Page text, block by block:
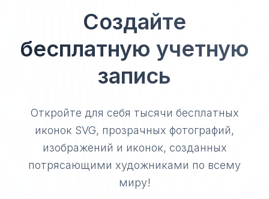
Создайте
бесплатную учетную
запись
Откройте для себя тысячи бесплатных
иконок SVG, прозрачных фотографий,
изображений и иконок, созданных
потрясающими художниками по всему
миру!